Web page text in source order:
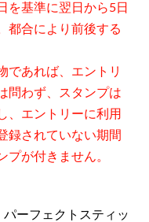
を基準に翌日から5日
都合により前後する
であれば、エントリ
問わず、スタンプは
、エントリーに利用
録されていない期間
プが付きません。
ーフェクトスティッ